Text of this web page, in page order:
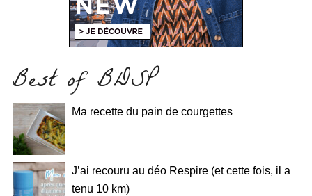
Best of BDSP
Ma recette du pain de courgettes
J’ai recouru au déo Respire (et cette fois, il a
tenu 10 km)